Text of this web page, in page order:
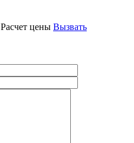
Расчет цены Вызвать